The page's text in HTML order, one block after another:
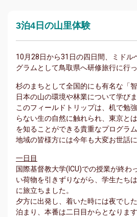
3泊4日の山里体験
10月28日から31日の四日間、ミドル
グラムとして鳥取県へ研修旅行に行っ
杉のまちとして全国的にも有名な「
日本の山の環境や林業について学びま
このフィールドトリップは、机で勉
らない生の自然に触れられ、東京と
を知ることができる貴重なプログラム
地域の皆様方には今年も大変お世話に
一日目
国際基督教大学(ICU)での授業が終わ
い荷物を引きずりながら、学生たち
に旅立ちました。
夕方に出発し、着いた時には夜でし
泊まり、本番は二日目からとなります